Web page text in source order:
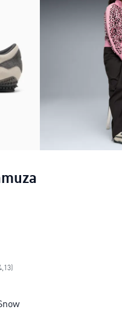
Mostro Gamuza
Gamuza